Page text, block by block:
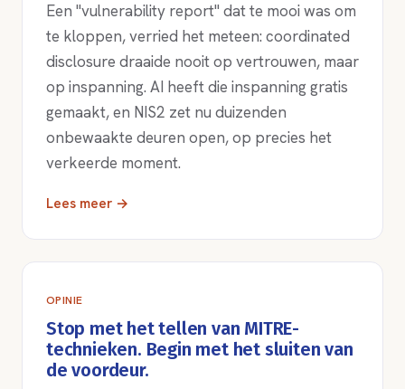
Een "vulnerability report" dat te mooi was om
te kloppen, verried het meteen: coordinated
disclosure draaide nooit op vertrouwen, maar
op inspanning. AI heeft die inspanning gratis
gemaakt, en NIS2 zet nu duizenden
onbewaakte deuren open, op precies het
verkeerde moment.
Lees meer →
OPINIE
Stop met het tellen van MITRE-
technieken. Begin met het sluiten van
de voordeur.